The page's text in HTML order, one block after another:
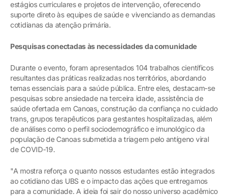
estágios curriculares e projetos de intervenção, oferecendo
suporte direto às equipes de saúde e vivenciando as demandas
cotidianas da atenção primária.
Pesquisas conectadas às necessidades da comunidade
Durante o evento, foram apresentados 104 trabalhos científicos
resultantes das práticas realizadas nos territórios, abordando
temas essenciais para a saúde pública. Entre eles, destacam-se
pesquisas sobre ansiedade na terceira idade, assistência de
saúde ofertada em Canoas, construção da confiança no cuidado
trans, grupos terapêuticos para gestantes hospitalizadas, além
de análises como o perfil sociodemográfico e imunológico da
população de Canoas submetida a triagem pelo antígeno viral
de COVID-19.
"A mostra reforça o quanto nossos estudantes estão integrados
ao cotidiano das UBS e o impacto das ações que entregamos
para a comunidade. A ideia foi sair do nosso universo acadêmico